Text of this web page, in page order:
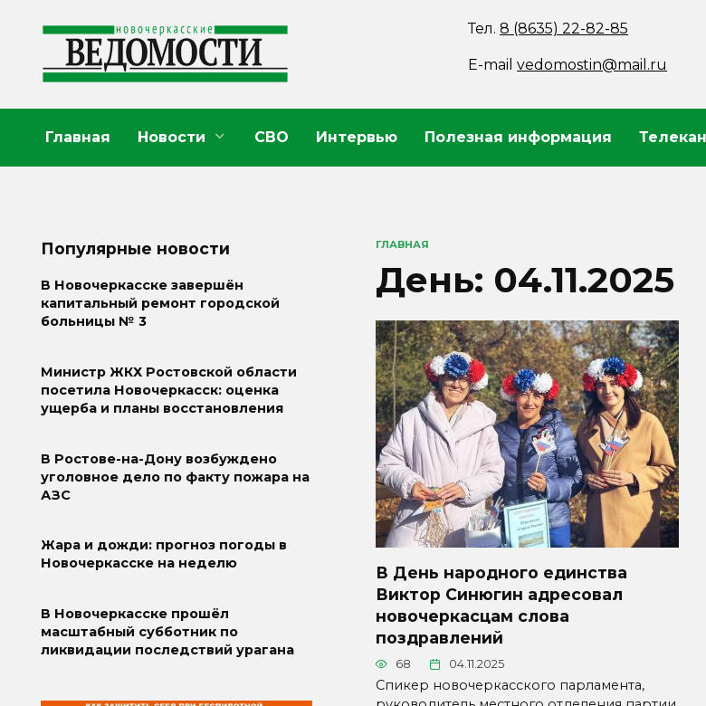
содержанию
Тел.8 (8635) 22-82-85
E-mailvedomostin@mail.ru
Главная Новости СВО Интервью Полезная информация
ГЛАВНАЯ
День: 04.11.2025
В День народного единства
Виктор Синюгин адресовал
новочеркасцам слова
поздравлений
68 04.11.2025
Спикер новочеркасского парламента,
Популярные новости
В Новочеркасске завершён
капитальный ремонт городской
больницы № 3
Министр ЖКХ Ростовской области
посетила Новочеркасск: оценка
ущерба и планы восстановления
В Ростове-на-Дону возбуждено
уголовное дело по факту пожара на
АЗС
Жара и дожди: прогноз погоды в
Новочеркасске на неделю
В Новочеркасске прошёл
масштабный субботник по
ликвидации последствий урагана